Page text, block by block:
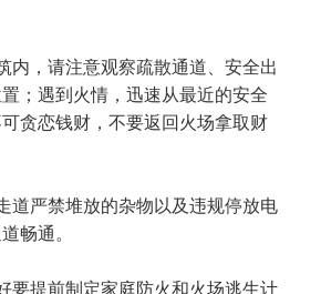
内，请注意观察疏散通道、安全出
；遇到火情，迅速从最近的安全
贪恋钱财，不要返回火场拿取财
道严禁堆放的杂物以及违规停放电
畅通。
要提前制定家庭防火和火场逃生计